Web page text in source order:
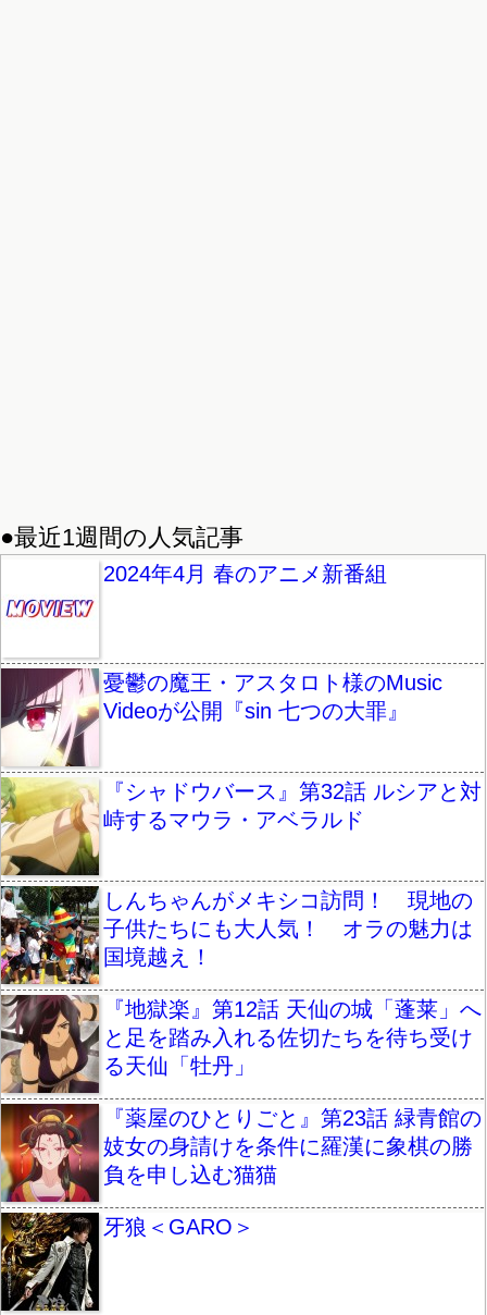
●最近1週間の人気記事
2024年4月 春のアニメ新番組
憂鬱の魔王・アスタロト様のMusic
Videoが公開『sin 七つの大罪』
『シャドウバース』第32話 ルシアと対
峙するマウラ・アベラルド
しんちゃんがメキシコ訪問！ 現地の
子供たちにも大人気！ オラの魅力は
国境越え！
『地獄楽』第12話 天仙の城「蓬莱」へ
と足を踏み入れる佐切たちを待ち受け
る天仙「牡丹」
『薬屋のひとりごと』第23話 緑青館の
妓女の身請けを条件に羅漢に象棋の勝
負を申し込む猫猫
牙狼＜GARO＞